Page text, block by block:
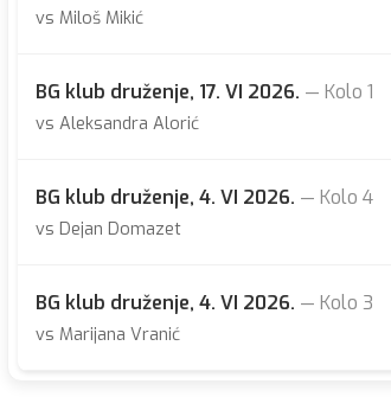
vs Miloš Mikić
BG klub druženje, 17. VI 2026. — Kolo 1
vs Aleksandra Alorić
BG klub druženje, 4. VI 2026. — Kolo 4
vs Dejan Domazet
BG klub druženje, 4. VI 2026. — Kolo 3
vs Marijana Vranić